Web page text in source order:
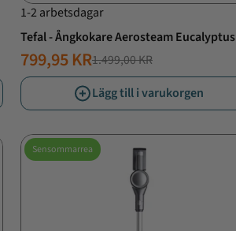
1-2 arbetsdagar
Tefal - Ångkokare Aerosteam Eucalyptus
NORMALT
PRIS
1.499,00 KR
ERBJUDANDE
PRIS
799,95 KR
Lägg till i varukorgen
Sensommarrea